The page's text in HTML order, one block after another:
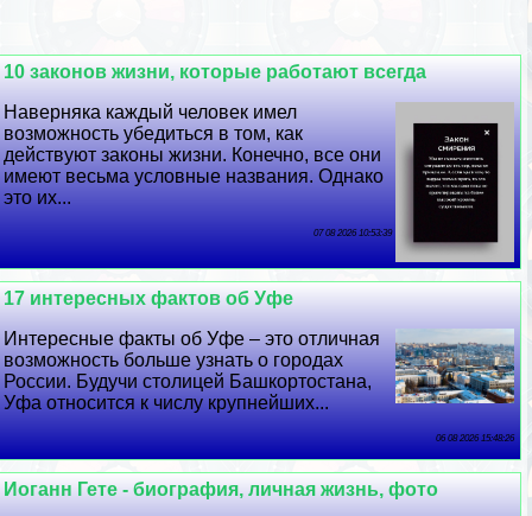
10 законов жизни, которые работают всегда
Наверняка каждый человек имел
возможность убедиться в том, как
действуют законы жизни. Конечно, все они
имеют весьма условные названия. Однако
это их...
07 08 2026 10:53:39
17 интересных фактов об Уфе
Интересные факты об Уфе – это отличная
возможность больше узнать о городах
России. Будучи столицей Башкортостана,
Уфа относится к числу крупнейших...
06 08 2026 15:48:26
Иоганн Гете - биография, личная жизнь, фото